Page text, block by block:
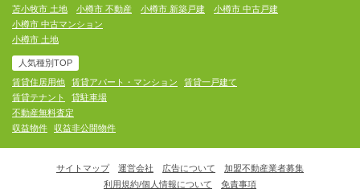
苫小牧市 土地
小樽市 不動産 小樽市 新築戸建
小樽市 中古戸建
小樽市 中古マンション
小樽市 土地
人気種別TOP
賃貸住居用他
賃貸アパート・マンション
賃貸一戸建て
賃貸テナント
貸駐車場
不動産無料査定
収益物件
収益非公開物件
サイトマップ 運営会社 広告について
加盟不動産業者募集
利用規約/個人情報について
免責事項